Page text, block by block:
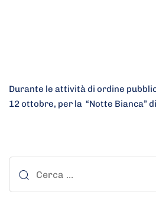
Durante le attività di ordine
12 ottobre, per la “Notte Bianca”